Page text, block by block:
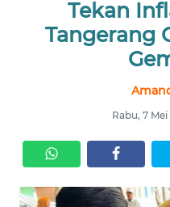
Tekan
Tangerang
Rabu, 7
SERBA-
Informasi
BERITA